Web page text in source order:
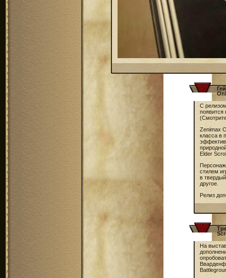
С
Zenimax
класса в
Elder
стилем
в
другое.
Релиз
На